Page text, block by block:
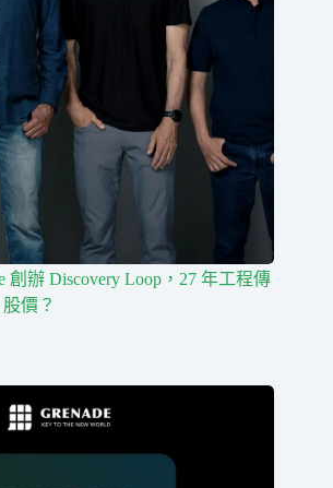
創辦 Discovery Loop，27 年工程傳
價？